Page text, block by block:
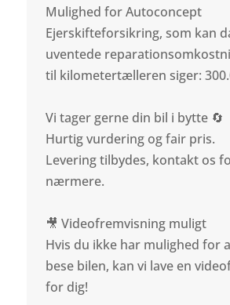
Mulighed for Autoconcept
Ejerskifteforsikring, som kan
uventede
til kilometertælleren siger:
Vi tager gerne din bil i bytte 🔄
Hurtig vurdering og fair pris.
Levering tilbydes, kontakt os
nærmere.
🎥 Videofremvisning muligt
Hvis du ikke har mulighed for
bese bilen, kan vi lave en
for dig!